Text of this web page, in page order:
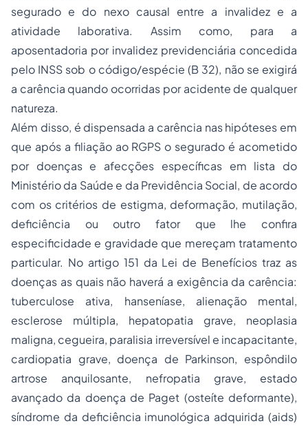
segurado e do nexo causal entre a invalidez e a
atividade laborativa. Assim como, para a
aposentadoria por invalidez previdenciária concedida
pelo INSS sob o código/espécie (B 32), não se exigirá
a carência quando ocorridas por acidente de qualquer
natureza.
Além disso, é dispensada a carência nas hipóteses em
que após a filiação ao RGPS o segurado é acometido
por doenças e afecções específicas em lista do
Ministério da Saúde e da Previdência Social, de acordo
com os critérios de estigma, deformação, mutilação,
deficiência ou outro fator que lhe confira
especificidade e gravidade que mereçam tratamento
particular. No artigo 151 da Lei de Benefícios traz as
doenças as quais não haverá a exigência da carência:
tuberculose ativa, hanseníase, alienação mental,
esclerose múltipla, hepatopatia grave, neoplasia
maligna, cegueira, paralisia irreversível e incapacitante,
cardiopatia grave, doença de Parkinson, espôndilo
artrose anquilosante, nefropatia grave, estado
avançado da doença de Paget (osteíte deformante),
síndrome da deficiência imunológica adquirida (aids)